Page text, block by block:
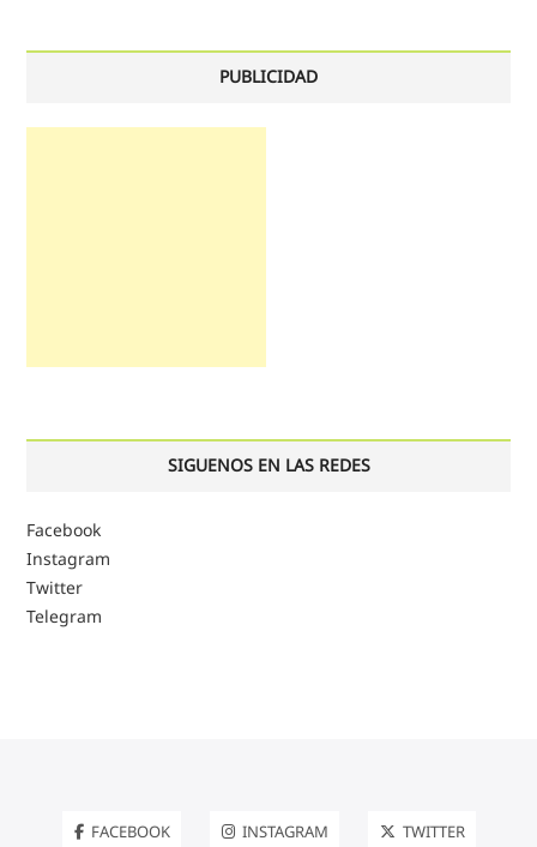
PUBLICIDAD
SIGUENOS EN LAS REDES
Facebook
Instagram
Twitter
Telegram
FACEBOOK INSTAGRAM TWITTER